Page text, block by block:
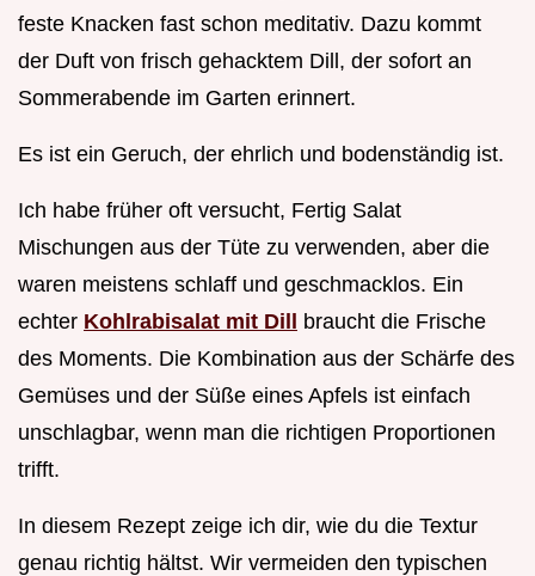
feste Knacken fast schon meditativ. Dazu kommt
der Duft von frisch gehacktem Dill, der sofort an
Sommerabende im Garten erinnert.
Es ist ein Geruch, der ehrlich und bodenständig ist.
Ich habe früher oft versucht, Fertig Salat
Mischungen aus der Tüte zu verwenden, aber die
waren meistens schlaff und geschmacklos. Ein
echter Kohlrabisalat mit Dill braucht die Frische
des Moments. Die Kombination aus der Schärfe des
Gemüses und der Süße eines Apfels ist einfach
unschlagbar, wenn man die richtigen Proportionen
trifft.
In diesem Rezept zeige ich dir, wie du die Textur
genau richtig hältst. Wir vermeiden den typischen